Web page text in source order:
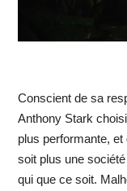
Conscient de sa
Anthony Stark
plus performante,
soit plus une
qui que ce soit.